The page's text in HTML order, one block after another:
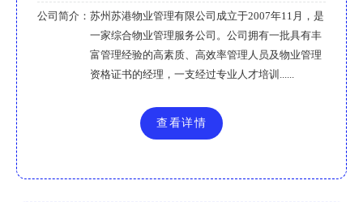
公司简介： 苏州苏港物业管理有限公司成立于2007年11月，是
一家综合物业管理服务公司。公司拥有一批具有丰
富管理经验的高素质、高效率管理人员及物业管理
资格证书的经理，一支经过专业人才培训......
查看详情